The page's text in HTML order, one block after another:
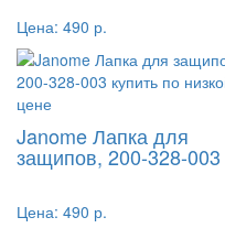
Цена: 490 р.
Janome Лапка для
защипов, 200-328-003
Цена: 490 р.